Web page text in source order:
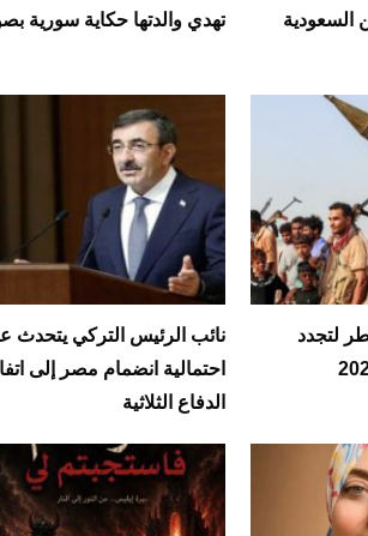
السعودية
تهدي والدتها حكاية سورية
لتجدد
نائب الرئيس التركي يتحدث
احتمالية انضمام مصر إلى
الدفاع الثلاثية